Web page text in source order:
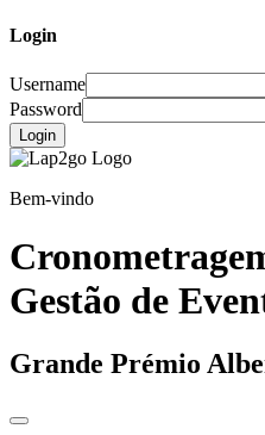
Login
Username
Password
Login
Bem-vindo
Gestão de
Grande Prémio